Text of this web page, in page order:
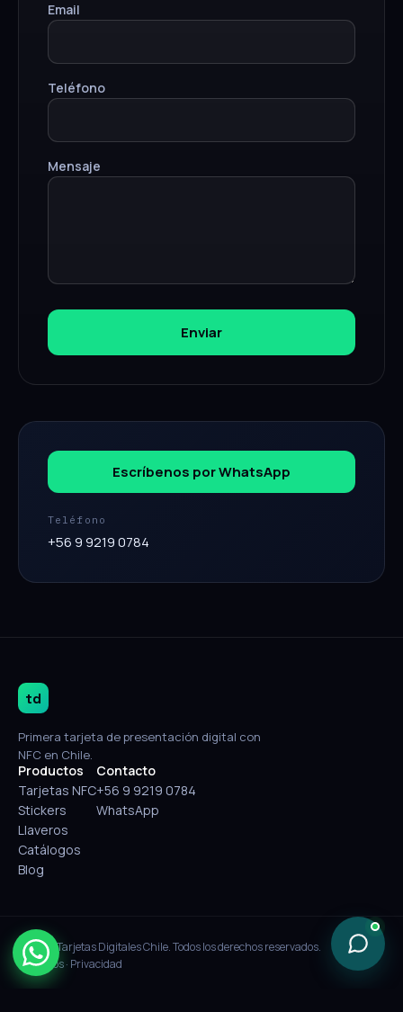
Email
Teléfono
Mensaje
Enviar
Escríbenos por WhatsApp
Teléfono
+56 9 9219 0784
td
Primera tarjeta de presentación digital con
NFC en Chile.
Productos
Tarjetas NFC
Stickers
Llaveros
Catálogos
Blog
Contacto
+56 9 9219 0784
WhatsApp
© 2026 Tarjetas Digitales Chile. Todos los derechos reservados.
Términos· Privacidad